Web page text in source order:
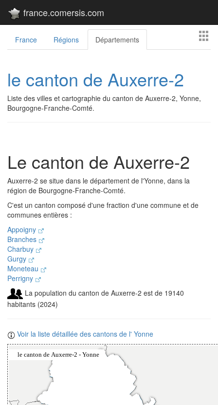
france.comersis.com
France Régions Départements
le canton de Auxerre-2
Liste des villes et cartographie du canton de Auxerre-2, Yonne,
Bourgogne-Franche-Comté.
Le canton de Auxerre-2
Auxerre-2 se situe dans le département de l'Yonne, dans la
région de Bourgogne-Franche-Comté.
C'est un canton composé d'une fraction d'une commune et de
communes entières :
Appoigny
Branches
Charbuy
Gurgy
Moneteau
Perrigny
La population du canton de Auxerre-2 est de 19140
habitants (2024)
Voir la liste détaillée des cantons de l' Yonne